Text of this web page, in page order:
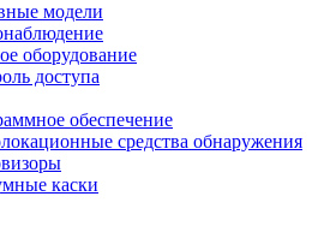
модели
оборудование
доступа
обеспечение
средства обнаружения
каски